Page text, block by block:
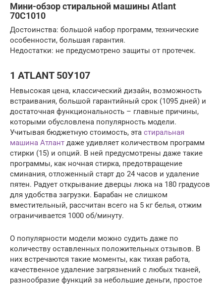
Мини-обзор стиральной машины Atlant
70С1010
Достоинства: большой набор программ, технические
особенности, большая гарантия.
Недостатки: не предусмотрено защиты от протечек.
1 ATLANT 50У107
Невысокая цена, классический дизайн, возможность
встраивания, большой гарантийный срок (1095 дней) и
достаточная функциональность – главные причины,
которыми обусловлена популярность модели.
Учитывая бюджетную стоимость, эта стиральная
машина Атлант даже удивляет количеством программ
стирки (15) и опций. В ней предусмотрены даже такие
программы, как ночная стирка, предотвращение
сминания, отложенный старт до 24 часов и удаление
пятен. Радует открывание дверцы люка на 180 градусов
для удобства загрузки. Барабан не слишком
вместительный, рассчитан всего на 5 кг белья, отжим
ограничивается 1000 об/минуту.
О популярности модели можно судить даже по
количеству оставленных положительных отзывов. В
них встречаются такие моменты, как тихая работа,
качественное удаление загрязнений с любых тканей,
разнообразие функций за небольшие деньги, простое